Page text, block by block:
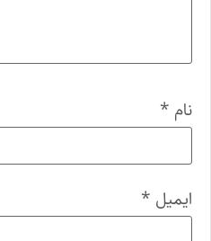
نام *
ایمیل *